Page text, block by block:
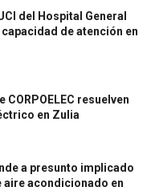
del Hospital General
de atención en
CORPOELEC resuelven
en Zulia
a presunto implicado
aire acondicionado en